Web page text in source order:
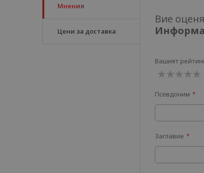
Мнения
Цени за доставка
Вие
Вашият
звезда
звезди
звезди
звезди
звезди
Псевдоним
Заглавие